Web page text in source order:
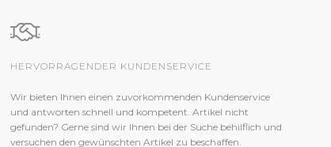
HERVORRAGENDER KUNDENSERVICE
Wir bieten Ihnen einen zuvorkommenden Kundenservice
und antworten schnell und kompetent. Artikel nicht
gefunden? Gerne sind wir Ihnen bei der Suche behilflich und
versuchen den gewünschten Artikel zu beschaffen.